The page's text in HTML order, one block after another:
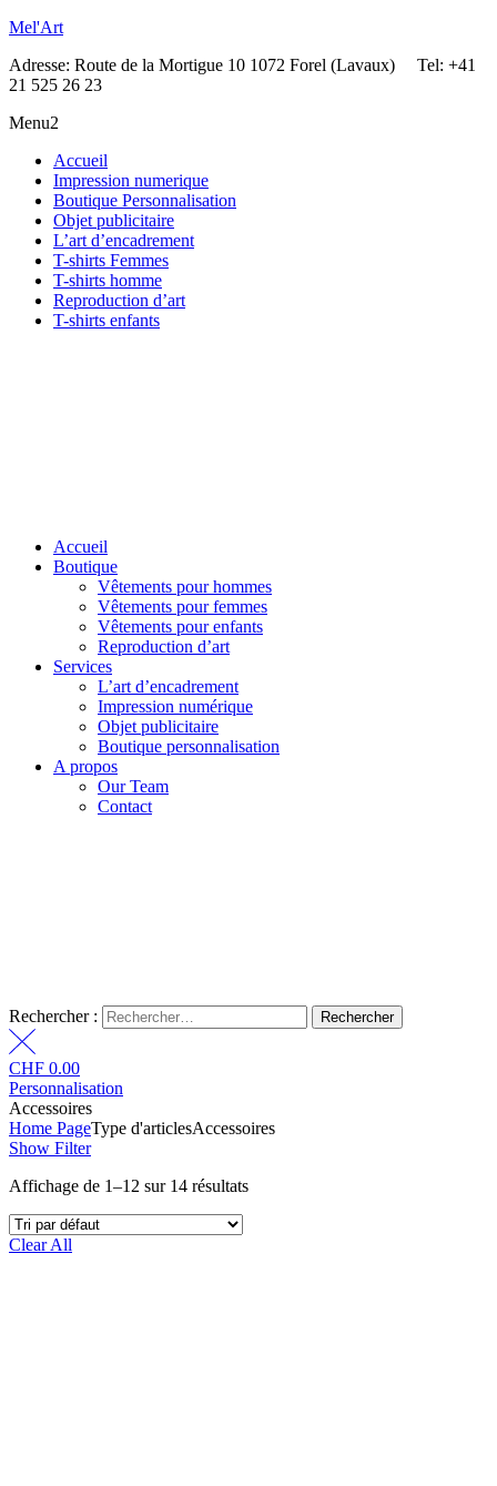
Mel'Art
Adresse: Route de la Mortigue 10 1072 Forel (Lavaux) Tel: +41
21 525 26 23
Menu2
Accueil
Impression numerique
Boutique Personnalisation
Objet publicitaire
L’art d’encadrement
T-shirts Femmes
T-shirts homme
Reproduction d’art
T-shirts enfants
Accueil
Boutique
Vêtements pour hommes
Vêtements pour femmes
Vêtements pour enfants
Reproduction d’art
Services
L’art d’encadrement
Impression numérique
Objet publicitaire
Boutique personnalisation
A propos
Our Team
Contact
Rechercher :
CHF 0.00
Personnalisation
Accessoires
Home PageType d'articlesAccessoires
Show Filter
Affichage de 1–12 sur 14 résultats
Clear All